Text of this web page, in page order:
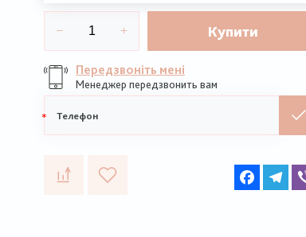
1 шт:DMC Муліне 890
1 шт:DMC Муліне 3345
1 шт:DMC Diamant, Японія 35 метрів D3821
Купити
Передзвоніть мені
Менеджер передзвонить вам
телефон